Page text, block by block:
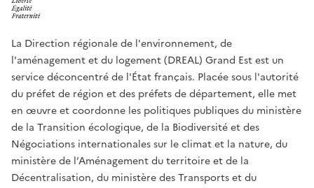
La Direction régionale de l'environnement, de
l'aménagement et du logement (DREAL) Grand Est est un
service déconcentré de l'État français. Placée sous l'autorité
du préfet de région et des préfets de département, elle met
en œuvre et coordonne les politiques publiques du ministère
de la Transition écologique, de la Biodiversité et des
Négociations internationales sur le climat et la nature, du
ministère de l’Aménagement du territoire et de la
Décentralisation, du ministère des Transports et du